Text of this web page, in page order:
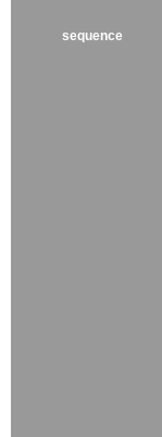
sequence